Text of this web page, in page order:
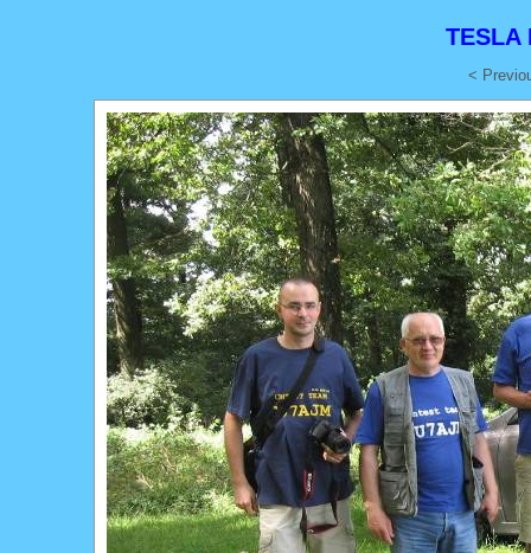
TESLA
<